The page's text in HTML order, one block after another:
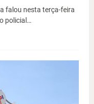
falou nesta terça-feira
policial…